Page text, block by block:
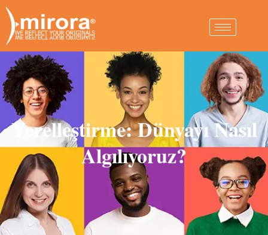
Yerelleştirme: Dünyayı Nasıl
Algılıyoruz?